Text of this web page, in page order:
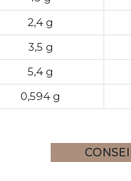
2,4 g
3,5 g
5,4 g
0,594 g